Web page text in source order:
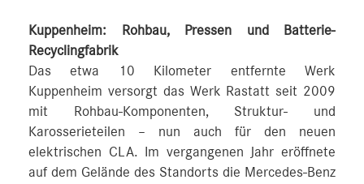
Kuppenheim: Rohbau, Pressen und Batterie-
Recyclingfabrik
Das etwa 10 Kilometer entfernte Werk
Kuppenheim versorgt das Werk Rastatt seit 2009
mit Rohbau-Komponenten, Struktur- und
Karosserieteilen – nun auch für den neuen
elektrischen CLA. Im vergangenen Jahr eröffnete
auf dem Gelände des Standorts die Mercedes-Benz